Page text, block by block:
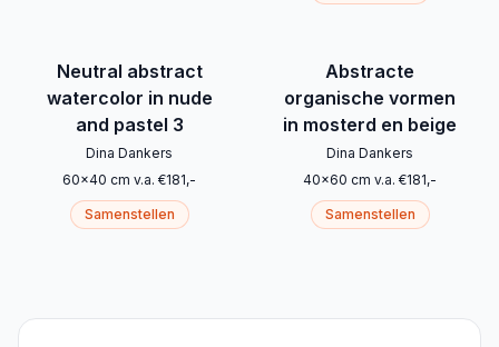
Neutral abstract
watercolor in nude
and pastel 3
Dina Dankers
60x40 cm v.a. €181,-
Samenstellen
Abstracte
organische vormen
in mosterd en beige
Dina Dankers
40x60 cm v.a. €181,-
Samenstellen